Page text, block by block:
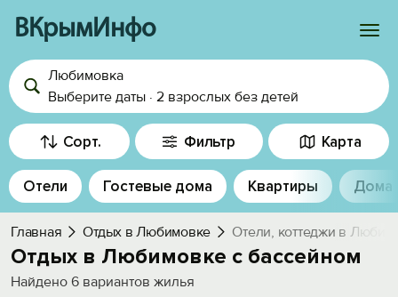
ВКрымИнфо
Войти
Избранное
История просмотра
Добавить свой объект
Любимовка
Выберите даты · 2 взрослых без детей
Сорт. Фильтр Карта
Отели Гостевые дома Квартиры Дома
Главная Отдых в Любимовке Отели, коттеджи в
Отдых в Любимовке с бассейном
Найдено 6 вариантов жилья